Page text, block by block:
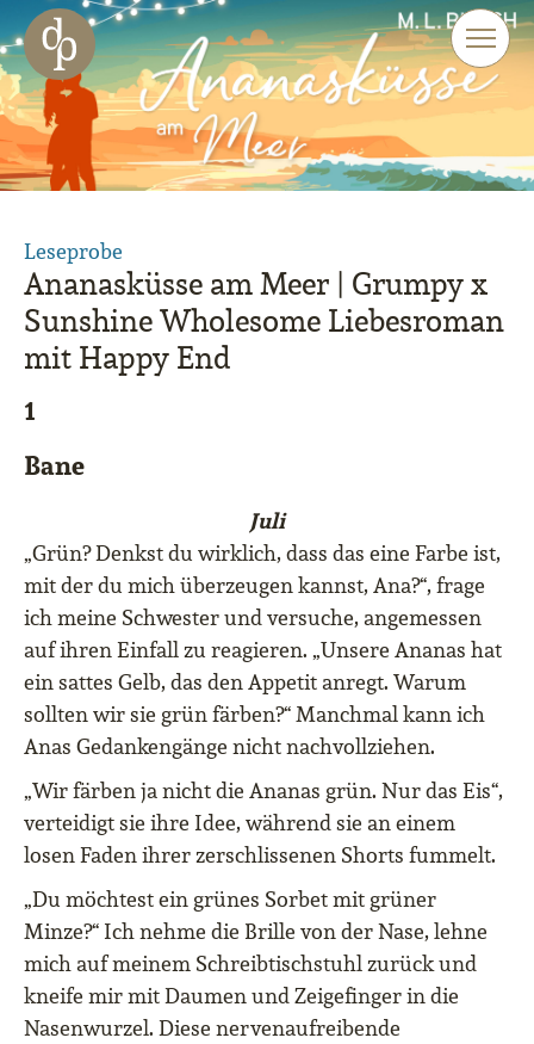
Zum Haupt-Inhalt springen
Zur Navigation springen
Zur Website-Suche springen
Leseprobe
Ananasküsse am Meer | Grumpy x
Sunshine Wholesome Liebesroman
mit Happy End
1
Bane
Juli
„Grün? Denkst du wirklich, dass das eine Farbe ist,
mit der du mich überzeugen kannst, Ana?“, frage
ich meine Schwester und versuche, angemessen
auf ihren Einfall zu reagieren. „Unsere Ananas hat
ein sattes Gelb, das den Appetit anregt. Warum
sollten wir sie grün färben?“ Manchmal kann ich
Anas Gedankengänge nicht nachvollziehen.
„Wir färben ja nicht die Ananas grün. Nur das Eis“,
verteidigt sie ihre Idee, während sie an einem
losen Faden ihrer zerschlissenen Shorts fummelt.
„Du möchtest ein grünes Sorbet mit grüner
Minze?“ Ich nehme die Brille von der Nase, lehne
mich auf meinem Schreibtischstuhl zurück und
kneife mir mit Daumen und Zeigefinger in die
Nasenwurzel. Diese nervenaufreibende